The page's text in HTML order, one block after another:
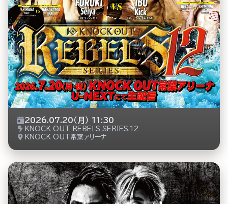
2026.07.20（月） 11:30
KNOCK OUT REBELS SERIES.12
KNOCK OUT常葉アリーナ